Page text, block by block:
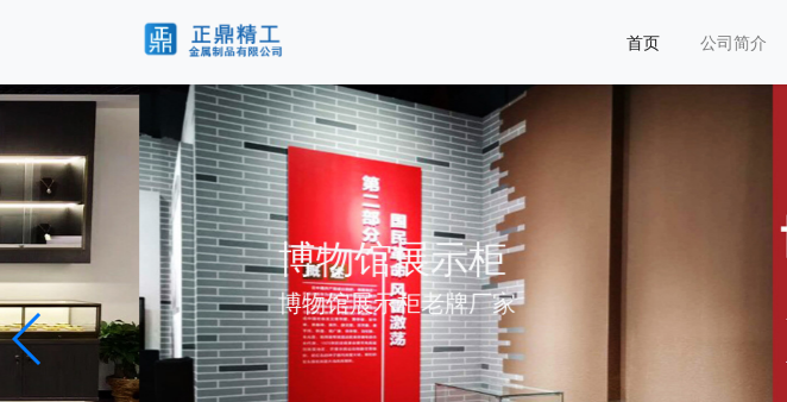
首页 公司简介
博物馆展示柜
博物馆展示柜老牌厂家